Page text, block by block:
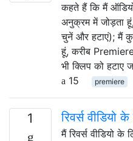
कहते हैं कि मैं
अनुक्रम में जोड़ता
चुनें और हटाएं); मैं
हूं, करीब
भी क्लिप को हटाए
15
premiere
1 रिवर्स
मैं रिवर्स वीडियो